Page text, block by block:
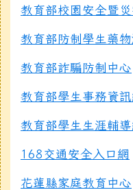
教育部校園安全暨
教育部防制學生藥物
教育部詐騙防制中心
教育部學生事務資訊
教育部學生生涯輔導
168交通安全入口網
花蓮縣家庭教育中心